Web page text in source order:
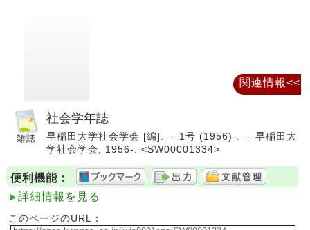
社会学年誌
早稲田大学社会学会 [編]. -- 1号 (1956)-. -- 早稲田大
学社会学会, 1956-. <SW00001334>
便利機能：
詳細情報を見る
このページのURL：
関連情報<<